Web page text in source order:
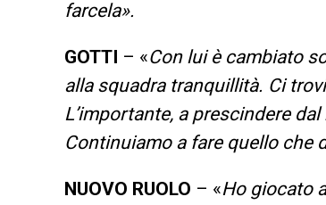
farcela».
GOTTI – «Con lui è cambiato
alla squadra tranquillità. Ci
L’importante, a prescindere
Continuiamo a fare quello che
NUOVO RUOLO – «Ho giocato